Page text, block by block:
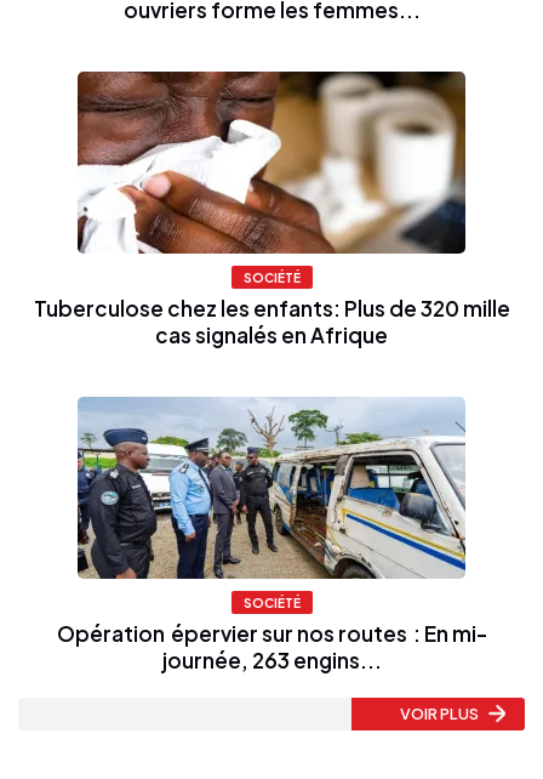
ouvriers forme les femmes...
SOCIÉTÉ
Tuberculose chez les enfants: Plus de 320 mille
cas signalés en Afrique
SOCIÉTÉ
Opération épervier sur nos routes : En mi-
journée, 263 engins...
VOIR PLUS